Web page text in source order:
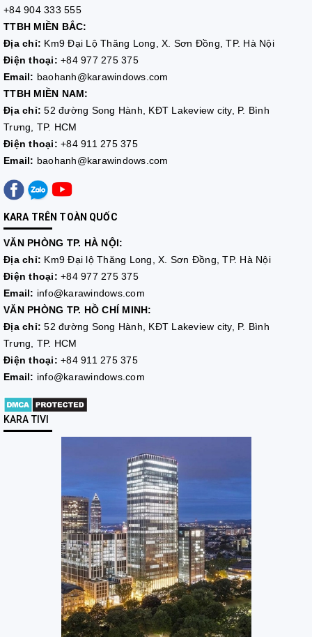
+84 904 333 555
TTBH MIỀN BẮC:
Địa chỉ: Km9 Đại Lộ Thăng Long, X. Sơn Đồng, TP. Hà Nội
Điện thoại: +84 977 275 375
Email: baohanh@karawindows.com
TTBH MIỀN NAM:
Địa chỉ: 52 đường Song Hành, KĐT Lakeview city, P. Bình
Trưng, TP. HCM
Điện thoại: +84 911 275 375
Email: baohanh@karawindows.com
KARA TRÊN TOÀN QUỐC
VĂN PHÒNG TP. HÀ NỘI:
Địa chỉ: Km9 Đại lộ Thăng Long, X. Sơn Đồng, TP. Hà Nội
Điện thoại: +84 977 275 375
Email: info@karawindows.com
VĂN PHÒNG TP. HỒ CHÍ MINH:
Địa chỉ:52 đường Song Hành, KĐT Lakeview city, P. Bình
Trưng, TP. HCM
Điện thoại: +84 911 275 375
Email: info@karawindows.com
KARA TIVI